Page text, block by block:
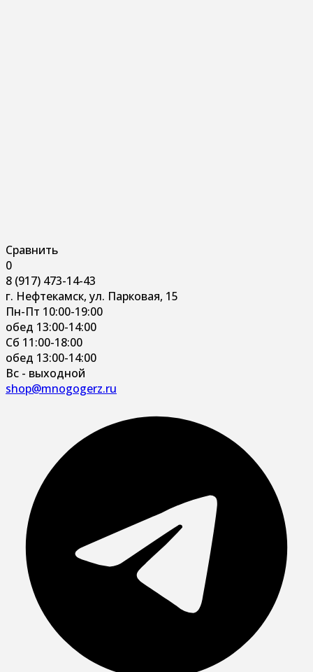
Сравнить
0
8 (917) 473-14-43
г. Нефтекамск, ул. Парковая, 15
Пн-Пт 10:00-19:00
обед 13:00-14:00
Сб 11:00-18:00
обед 13:00-14:00
Вс - выходной
shop@mnogogerz.ru